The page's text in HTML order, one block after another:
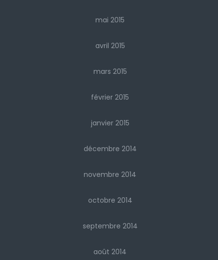
mai 2015
avril 2015
mars 2015
février 2015
janvier 2015
décembre 2014
novembre 2014
octobre 2014
septembre 2014
août 2014